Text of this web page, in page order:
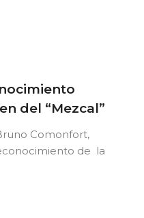
del “Mezcal”
Comonfort,
de la